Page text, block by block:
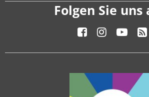
Folgen Sie uns